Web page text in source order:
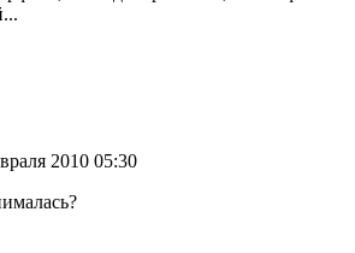
2010 05:30